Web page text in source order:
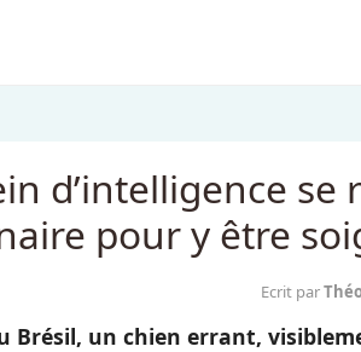
d’intelligence se
pour y être
Ecrit par
Brésil, un chien errant,